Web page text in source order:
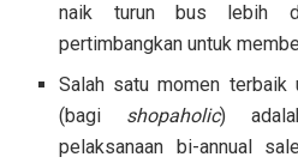
naik turun bus lebih
pertimbangkan untuk
Salah satu momen terbaik
(bagi shopaholic)
pelaksanaan bi-annual